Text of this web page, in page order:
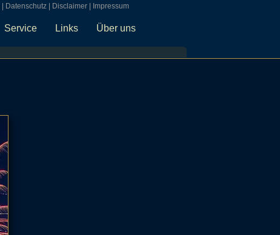
Datenschutz Disclaimer Impressum
Service Links Über uns